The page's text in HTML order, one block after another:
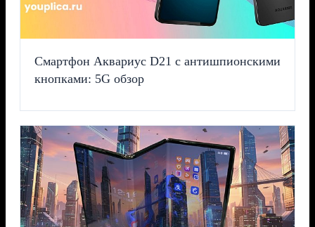
Смартфон Аквариус D21 с антишпионскими
кнопками: 5G обзор